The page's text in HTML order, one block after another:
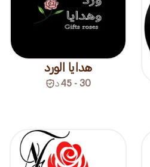
هدايا الورد
30 - 45 د